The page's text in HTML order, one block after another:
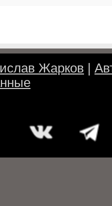
Жарков